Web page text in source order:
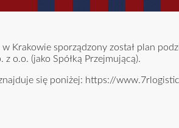
Krakowie sporządzony został plan
o.o. (jako Spółką Przejmującą).
się poniżej: https://